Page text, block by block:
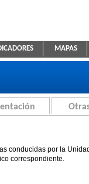
MAPAS
conducidas por la
correspondiente.